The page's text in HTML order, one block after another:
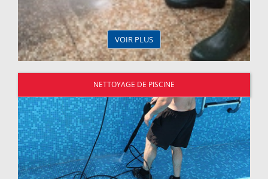
VOIR PLUS
NETTOYAGE DE PISCINE